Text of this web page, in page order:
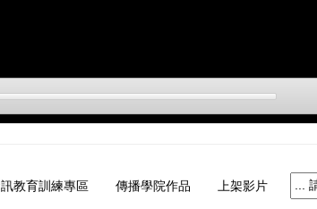
教育訓練專區 傳播學院作品 上架影片